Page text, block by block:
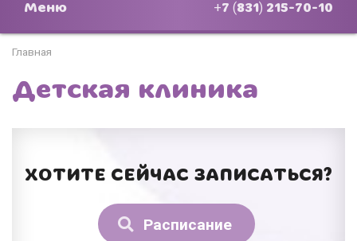
Меню +7 (831) 215-70-10
Главная
Детская клиника
ХОТИТЕ СЕЙЧАС ЗАПИСАТЬСЯ?
Расписание